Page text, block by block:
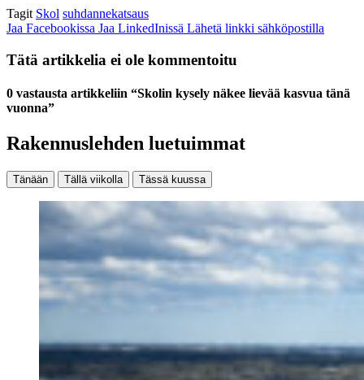
Tagit Skol suhdannekatsaus
Jaa Facebookissa Jaa LinkedInissä Lähetä linkki sähköpostilla
Tätä artikkelia ei ole kommentoitu
0 vastausta artikkeliin “Skolin kysely näkee lievää kasvua tänä
vuonna”
Rakennuslehden luetuimmat
Tänään Tällä viikolla Tässä kuussa